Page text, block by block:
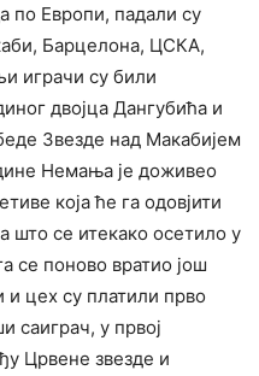
по Европи, падали су
Барцелона, ЦСКА,
играчи су били
двојца Дангубића и
Звезде над Макабијем
Немања је доживео
која ће га одовјити
што се итекако осетило у
се поново вратио још
и цех су платили прво
саиграч, у првој
Црвене звезде и